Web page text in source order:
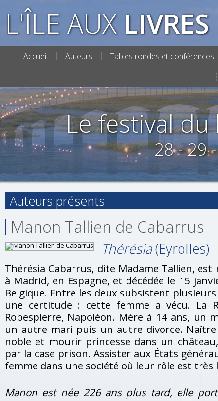
L'ÎLE AUX LIVRES
Accueil Auteurs Tables rondes et conférences
Le festival du
28 - 29
Auteurs présents
Manon Tallien de Cabarrus
Thérésia(Eyrolles)
Thérésia Cabarrus, dite Madame Tallien,
à Madrid, en Espagne, et décédée le 15
Belgique. Entre les deux subsistent
une certitude : cette femme a vécu. La
Robespierre, Napoléon. Mère à 14 ans, un
un autre mari puis un autre divorce. Naître
noble et mourir princesse dans un
par la case prison. Assister aux États
femme dans une société où leur rôle est très
Manon est née 226 ans plus tard, elle